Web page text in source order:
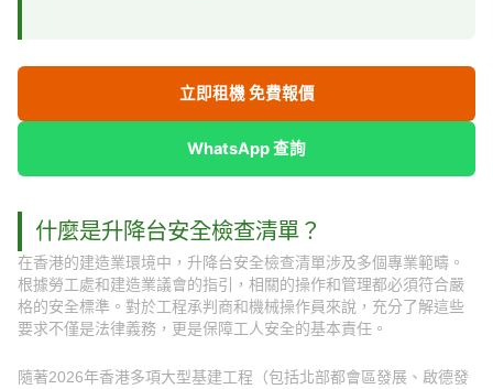
立即租機 免費報價
WhatsApp 查詢
什麼是升降台安全檢查清單？
在香港的建造業環境中，升降台安全檢查清單涉及多個專業範疇。
根據勞工處和建造業議會的指引，相關的操作和管理都必須符合嚴
格的安全標準。對於工程承判商和機械操作員來說，充分了解這些
要求不僅是法律義務，更是保障工人安全的基本責任。
隨著2026年香港多項大型基建工程（包括北部都會區發展、啟德發